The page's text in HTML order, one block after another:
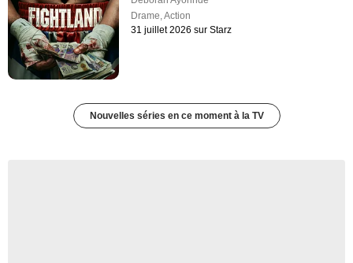
Drame ,Action
31 juillet 2026 sur Starz
Nouvelles séries en ce moment à la TV